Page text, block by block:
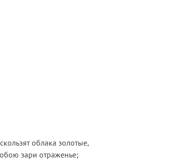
облака золотые,
зари отраженье;